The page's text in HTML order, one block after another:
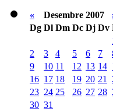
« Desembre 2007
Dg Dl Dm Dc Dj Dv
2
3 4 5 6 7
9
10 11 12 13 14
16 17 18 19 20 21
23 24 25 26 27 28
30 31